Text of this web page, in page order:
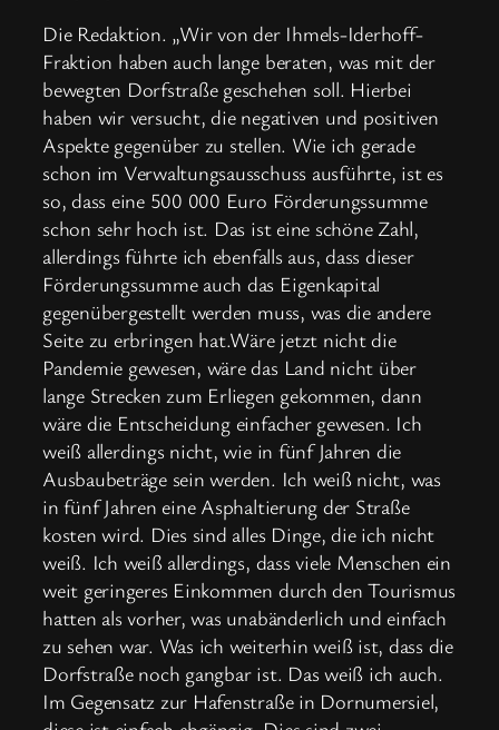
Die Redaktion. „Wir von der Ihmels-Iderhoff-
Fraktion haben auch lange beraten, was mit der
bewegten Dorfstraße geschehen soll. Hierbei
haben wir versucht, die negativen und positiven
Aspekte gegenüber zu stellen. Wie ich gerade
schon im Verwaltungsausschuss ausführte, ist es
so, dass eine 500 000 Euro Förderungssumme
schon sehr hoch ist. Das ist eine schöne Zahl,
allerdings führte ich ebenfalls aus, dass dieser
Förderungssumme auch das Eigenkapital
gegenübergestellt werden muss, was die andere
Seite zu erbringen hat.Wäre jetzt nicht die
Pandemie gewesen, wäre das Land nicht über
lange Strecken zum Erliegen gekommen, dann
wäre die Entscheidung einfacher gewesen. Ich
weiß allerdings nicht, wie in fünf Jahren die
Ausbaubeträge sein werden. Ich weiß nicht, was
in fünf Jahren eine Asphaltierung der Straße
kosten wird. Dies sind alles Dinge, die ich nicht
weiß. Ich weiß allerdings, dass viele Menschen ein
weit geringeres Einkommen durch den Tourismus
hatten als vorher, was unabänderlich und einfach
zu sehen war. Was ich weiterhin weiß ist, dass die
Dorfstraße noch gangbar ist. Das weiß ich auch.
Im Gegensatz zur Hafenstraße in Dornumersiel,